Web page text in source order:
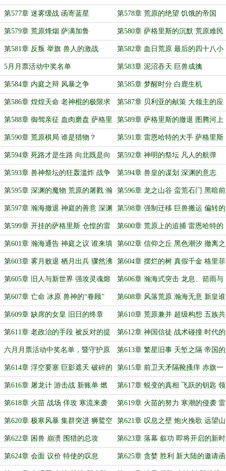
（双倍期间，求个月票） 皇家园林
第577章 迷雾缓战 函寄蓝星 第578章 荒原的绝望 饥饿的帝国
第579章 荒原烽烟 萨满加鲁 第580章 萨格里斯的沉默 荒原难民
的呼喊
第581章 反叛 举旗 兽人的激战 第582章 血日荒原 最后的四十八小
时
5月月票活动中奖名单 第583章 泥沼吞天 巨兽成擒
第584章 内庭之辩 风暴之争 第585章 梦醒时分 白鹿生机
第586章 煌煌天命 老神棍的极限求
生
第587章 贝利亚的献策 大领主的应
对
第588章 御驾亲征 血肉磨盘 萨格里
斯的不甘
第589章 萨格里斯的撤退 图腾河上
的遁逃
第590章 荒原棋局 谁是猎物？ 第591章 雷恩哈特的大手 萨格里斯
的抉择
第594章 死路才是生路 向北既是向
南
第592章 神明的祭坛 凡人的航弹
第593章 兽神祭坛的狂轰滥炸 战争
巨兽的真实身份
第594章 兽皇的谋划 深渊的意志
第595章 深渊的魔物 荒原的屠戮 瀚
海的应对
第596章 龙之山谷 蛮荒石门 黑暗前
的黎明
第597章 瀚海撤退 神庭的善意 深渊
的走向
第598章 强制迁移 巨兽搬运 偏转的
熔炉
第599章 开挂的萨格里斯 仓惶的雷
恩哈特
第600章 荒原上的追捕 雷恩哈特的
眼泪
第601章 瀚海通告 神庭之议 谁来填
坑
第602章 信仰之丘 黑色潮汐 撤离之
钟
第603章 雾月败退 栖月出兵 骤然沸
腾的大陆
第604章 摆烂的树 真假千金 格里菲
斯的坚决
第605章 旧人与新世界 强攻灵魂熔
炉
第606章 瀚海式突击 龙息、箭雨与
静滞的封印
第607章 亡命 冰原 兽神的“眷顾” 第608章 风落荒原 瀚海无意 新皇谁
属？
第609章 缺席的女皇 旧日的终章 第610章 荒原兼并 超级构想 五族共
和
第611章 老政治的手段 被反对的提
案
第612章 神国信徒 战术碰撞 时代的
激流
六月月票活动中奖名单，暨守护原
创反对抄袭单章
第613章 繁星旧事 天堑之隔 帝国的
行动（背景和形势章）
第614章 浮空要塞 巨影遮天 破碎的
防线
第615章 前卫天矛隔靴搔痒 赤旗一
击初显狰狞
第616章 屠龙计 游击战 新账单 燃
烧的泥潭
第617章 蜕变的真相 飞跃的钥匙 领
主亲临的围猎
第618章 火苗 战场 佯攻 寒流来袭 第619章 火苗的努力 寒潮的侵袭 雷
声中的坠落
第620章 极寒风暴 集群突进 狮鹫空
骑的反击与覆灭
第621章 叹息之壁 炮火挽歌 远望山
谷的死亡冲锋
第622章 困兽 崩溃 围猎的总攻 第623章 落幕 叙功 即将开启的新时
代
第624章 会面 议价 特使的叹息 第625章 贪婪 胜利 新大陆的邀请函